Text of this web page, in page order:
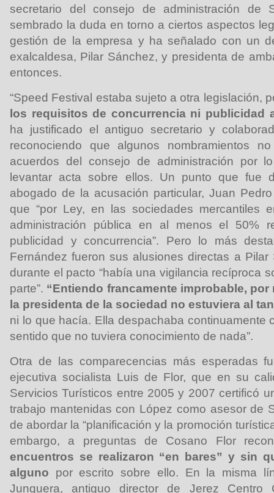
secretario del consejo de administración de
sembrado la duda en torno a ciertos aspectos
gestión de la empresa y ha señalado con un
exalcaldesa, Pilar Sánchez, y presidenta de
entonces.
“Speed Festival estaba sujeto a otra legislación,
los requisitos de concurrencia ni publicidad
ha justificado el antiguo secretario y
reconociendo que algunos nombramientos
acuerdos del consejo de administración por
levantar acta sobre ellos. Un punto que fue
abogado de la acusación particular, Juan
que “por Ley, en las sociedades mercantiles
administración pública en al menos el 50%
publicidad y concurrencia”. Pero lo más
Fernández fueron sus alusiones directas a Pilar
durante el pacto “había una vigilancia recíproca
parte”. “Entiendo francamente improbable,
la presidenta de la sociedad no estuviera al
ni lo que hacía. Ella despachaba continuamente
sentido que no tuviera conocimiento de nada”.
Otra de las comparecencias más esperadas
ejecutiva socialista Luis de Flor, que en su
Servicios Turísticos entre 2005 y 2007 certificó
trabajo mantenidas con López como asesor de
de abordar la “planificación y la promoción
embargo, a preguntas de Cosano Flor
encuentros se realizaron “en bares” y sin
alguno por escrito sobre ello. En la misma
Junquera, antiguo director de Jerez Centro